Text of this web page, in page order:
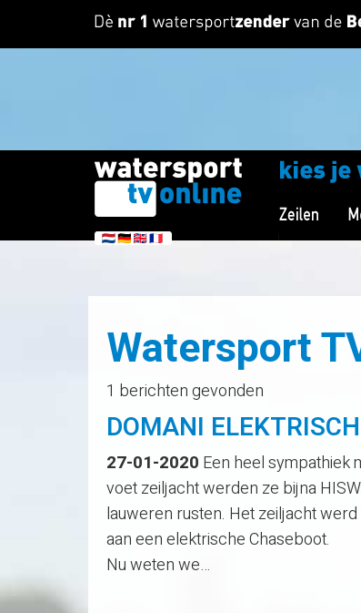
Watersport
1 berichten gevonden
DOMANI
27-01-2020 Een heel sympathiek
voet zeiljacht werden ze bijna
lauweren rusten. Het zeiljacht
aan een elektrische Chaseboot.
Nu weten we…